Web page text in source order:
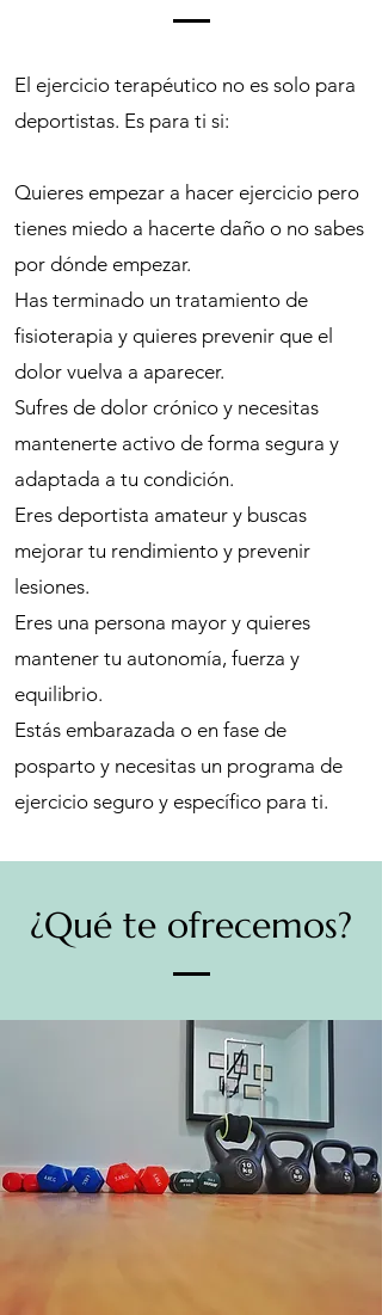
El ejercicio terapéutico no es solo para
deportistas. Es para ti si:
Quieres empezar a hacer ejercicio pero
tienes miedo a hacerte daño o no sabes
por dónde empezar.
Has terminado un tratamiento de
fisioterapia y quieres prevenir que el
dolor vuelva a aparecer.
Sufres de dolor crónico y necesitas
mantenerte activo de forma segura y
adaptada a tu condición.
Eres deportista amateur y buscas
mejorar tu rendimiento y prevenir
lesiones.
Eres una persona mayor y quieres
mantener tu autonomía, fuerza y
equilibrio.
Estás embarazada o en fase de
posparto y necesitas un programa de
ejercicio seguro y específico para ti.
¿Qué te ofrecemos?